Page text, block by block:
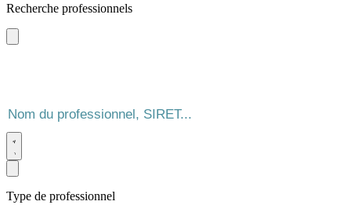
Recherche professionnels
Type de professionnel